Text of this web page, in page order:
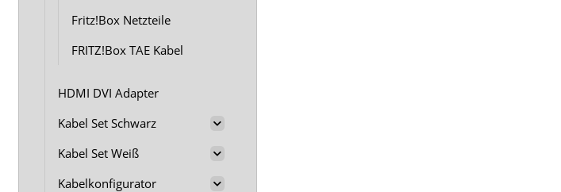
Fritz!Box Netzteile
FRITZ!Box TAE Kabel
HDMI DVI Adapter
Kabel Set Schwarz
Kabel Set Weiß
Kabelkonfigurator